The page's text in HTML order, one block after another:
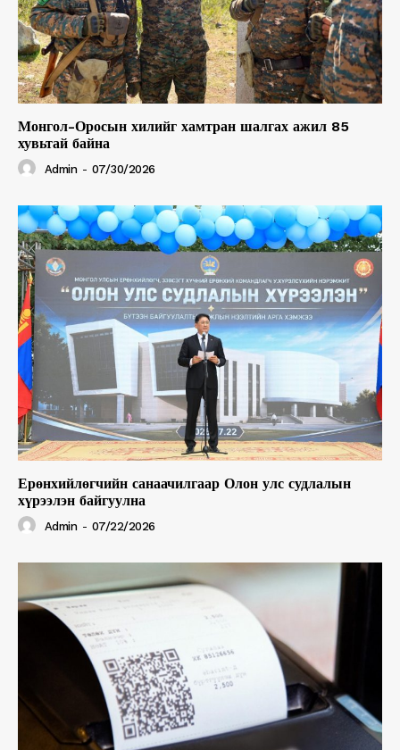
Монгол-Оросын хилийг хамтран шалгах ажил 85
хувьтай байна
Admin - 07/30/2026
Ерөнхийлөгчийн санаачилгаар Олон улс судлалын
хүрээлэн байгуулна
Admin - 07/22/2026